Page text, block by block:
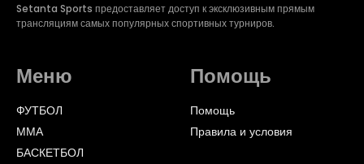
Setanta Sports предоставляет доступ к эксклюзивным прямым
трансляциям самых популярных спортивных турниров.
Меню
ФУТБОЛ
ММА
БАСКЕТБОЛ
Помощь
Помощь
Правила и условия